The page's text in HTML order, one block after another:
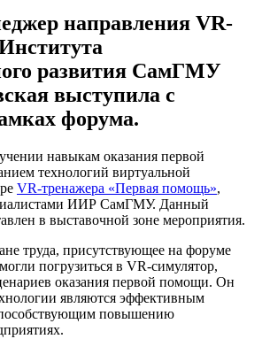
направления VR-
развития СамГМУ
выступила с
форума.
навыкам оказания первой
технологий виртуальной
VR‑тренажера «Первая помощь»,
ИИР СамГМУ. Данный
в выставочной зоне мероприятия.
труда, присутствующее на форуме
погрузиться в VR‑симулятор,
оказания первой помощи. Он
являются эффективным
повышению